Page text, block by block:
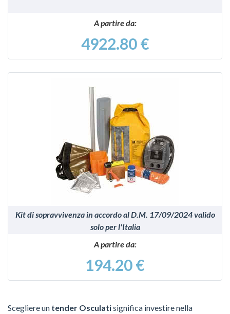
A partire da:
4922.80 €
VEDI
Kit di sopravvivenza in accordo al D.M. 17/09/2024 valido
solo per l'Italia
A partire da:
194.20 €
Scegliere un tender Osculatisignifica investire nella